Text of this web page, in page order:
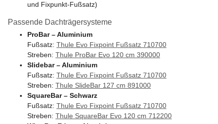
und Fixpunkt-Fußsatz)
Passende Dachträgersysteme
ProBar – Aluminium
Fußsatz: Thule Evo Fixpoint Fußsatz 710700
Streben: Thule ProBar Evo 120 cm 390000
Slidebar – Aluminium
Fußsatz: Thule Evo Fixpoint Fußsatz 710700
Streben: Thule SlideBar 127 cm 891000
SquareBar – Schwarz
Fußsatz: Thule Evo Fixpoint Fußsatz 710700
Streben: Thule SquareBar Evo 120 cm 712200